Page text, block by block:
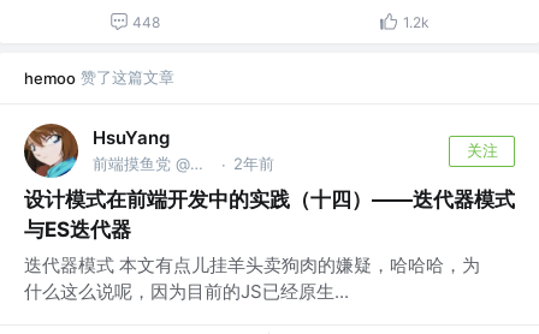
448 1.2k
hemoo 赞了这篇文章
HsuYang
前端摸鱼党 @默默无闻的拧螺丝 · 2年前
关注
设计模式在前端开发中的实践（十四）——迭代器模式
与ES迭代器
迭代器模式 本文有点儿挂羊头卖狗肉的嫌疑，哈哈哈，为
什么这么说呢，因为目前的JS已经原生...